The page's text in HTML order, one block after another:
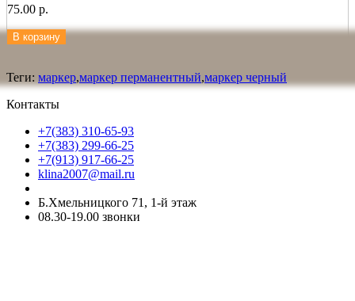
75.00 р.
В корзину
Теги: маркер,маркер перманентный,маркер черный
Контакты
+7(383) 310-65-93
+7(383) 299-66-25
+7(913) 917-66-25
klina2007@mail.ru
Б.Хмельницкого 71, 1-й этаж
08.30-19.00 звонки